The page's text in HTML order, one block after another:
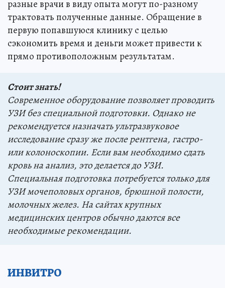
разные врачи в виду опыта могут по-разному
трактовать полученные данные. Обращение в
первую попавшуюся клинику с целью
сэкономить время и деньги может привести к
прямо противоположным результатам.
Стоит знать!
Современное оборудование позволяет проводить
УЗИ без специальной подготовки. Однако не
рекомендуется назначать ультразвуковое
исследование сразу же после рентгена, гастро-
или колоноскопии. Если вам необходимо сдать
кровь на анализ, это делается до УЗИ.
Специальная подготовка потребуется только для
УЗИ мочеполовых органов, брюшной полости,
молочных желез. На сайтах крупных
медицинских центров обычно даются все
необходимые рекомендации.
ИНВИТРО